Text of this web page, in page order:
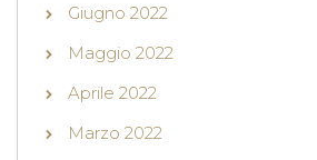
Giugno 2022
Maggio 2022
Aprile 2022
Marzo 2022